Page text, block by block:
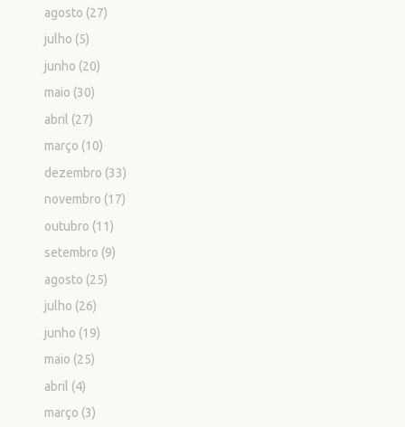
agosto (27)
julho (5)
junho (20)
maio (30)
abril (27)
março (10)
dezembro (33)
novembro (17)
outubro (11)
setembro (9)
agosto (25)
julho (26)
junho (19)
maio (25)
abril (4)
março (3)